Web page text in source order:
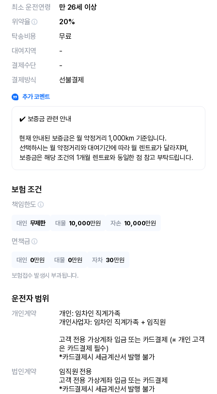
최소 운전연령
만 26세 이상
위약율
20%
탁송비용
무료
대여지역
-
결제수단
-
결제방식
선불결제
추가 코멘트
✔️ 보증금 관련 안내
현재 안내된 보증금은 월 약정거리 1,000km 기준입니다.
선택하시는 월 약정거리와 대여기간에 따라 월 렌트료가 달라지며,
보증금은 해당 조건의 1개월 렌트료와 동일한 점 참고 부탁드립니다.
보험 조건
책임한도
대인 무제한 대물 10,000만원 자손 10,000만원
면책금
대인 0만원 대물 0만원 자차 30만원
보험접수 발생시 부과됩니다.
운전자 범위
개인계약
개인: 임차인 직계가족
개인사업자: 임차인 직계가족 + 임직원
고객 전용 가상계좌 입금 또는 카드결제 (※ 개인 고객
은 카드결제 필수)
*카드결제시 세금계산서 발행 불가
법인계약
임직원 전용
고객 전용 가상계좌 입금 또는 카드결제
*카드결제시 세금계산서 발행 불가